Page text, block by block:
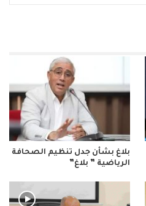
بلاغ بشأن جدل تنظيم الصحافة
الرياضية ” بلاغ”